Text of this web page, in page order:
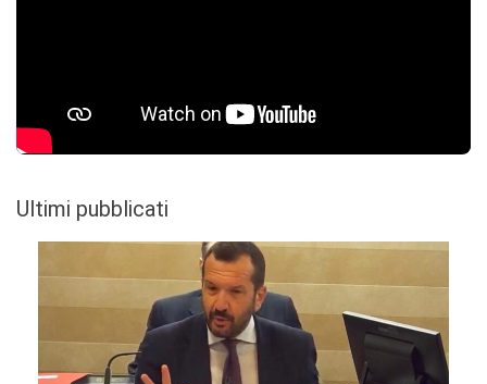
Ultimi pubblicati